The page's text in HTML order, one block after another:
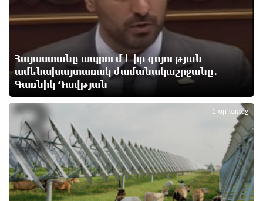
Որոնվում է նախաձեռնված քրեական վարույթի
շրջանակներում
18 ժամ առաջ
Փաշինյանն ու Թրամփը հեռախոսազրույց են
ունեցել
18 ժամ առաջ
Չհանե´ս խաչդ, Հայաստան աշխարհ․ Ուժեղ
Հայաստան
18 ժամ առաջ
Հայաստանը ապրում է իր գոյության
ամենախայտառակ ժամանակաշրջանը․
Գառնիկ Դավթյան
1 օր առաջ
3